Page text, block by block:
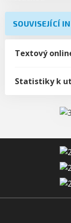
SOUVISEJÍCÍ
Textový
Statistiky k